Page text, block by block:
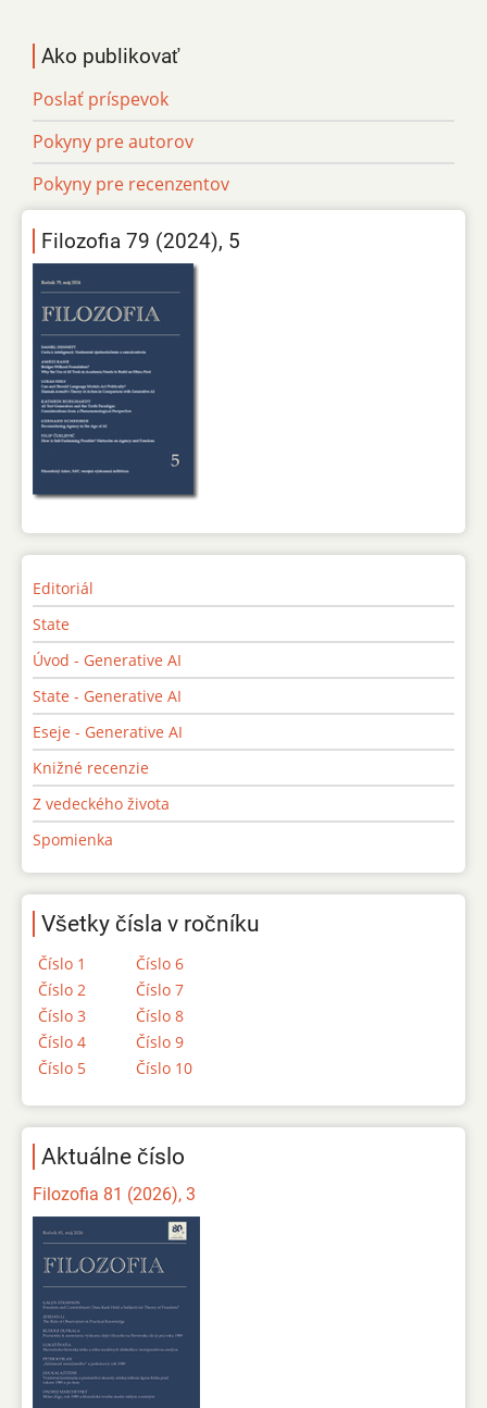
Ako publikovať
Poslať príspevok
Pokyny pre autorov
Pokyny pre recenzentov
Filozofia 79 (2024), 5
Editoriál
State
Úvod - Generative AI
State - Generative AI
Eseje - Generative AI
Knižné recenzie
Z vedeckého života
Spomienka
Všetky čísla v ročníku
Číslo 1
Číslo 2
Číslo 3
Číslo 4
Číslo 5
Číslo 6
Číslo 7
Číslo 8
Číslo 9
Číslo 10
Aktuálne číslo
Filozofia 81 (2026), 3